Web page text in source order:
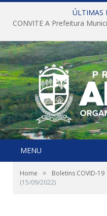
ÚLTIMAS
MENU
Home » Boletins COVID-19
(15/09/2022)